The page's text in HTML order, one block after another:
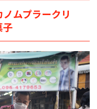
ムプラークリ
子